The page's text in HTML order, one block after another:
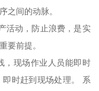
之间的动脉。
活动，防止浪费，是实
要前提。
，现场作业人员能即时
时赶到现场处理。 系